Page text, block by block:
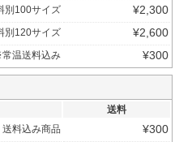
別100サイズ ¥2,300
別120サイズ ¥2,600
温送料込み ¥300
送料
送料込み商品
¥300